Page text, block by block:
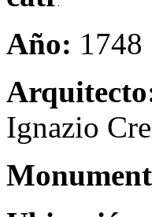
Año: 1748
Ignazio